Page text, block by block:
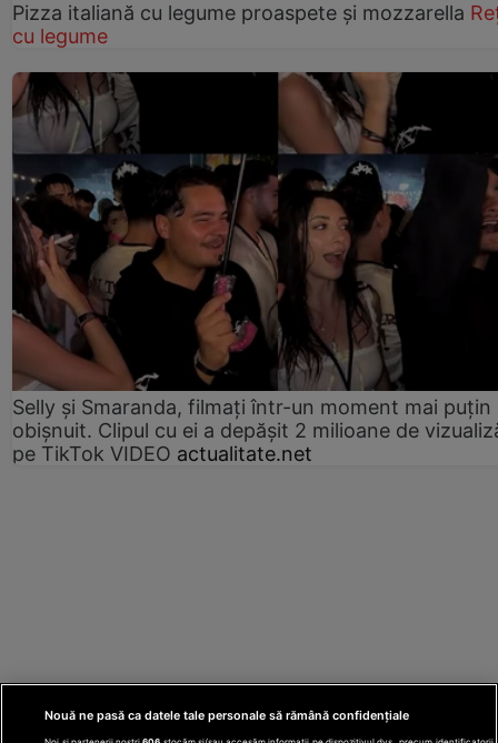
Pizza italiană cu legume proaspete și mozzarella
cu legume
Selly și Smaranda, filmați într-un moment mai puțin
obișnuit. Clipul cu ei a depășit 2 milioane de
pe TikTok VIDEO actualitate.net
Nouă ne pasă ca datele tale personale să rămână confidențiale